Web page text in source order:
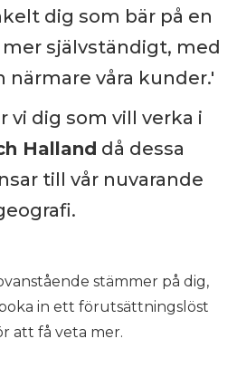
dig som bär på en
självständigt, med
våra kunder.'
vi dig som vill verka i
Halland då dessa
till vår nuvarande
stämmer på dig,
in ett förutsättningslöst
att få veta mer.